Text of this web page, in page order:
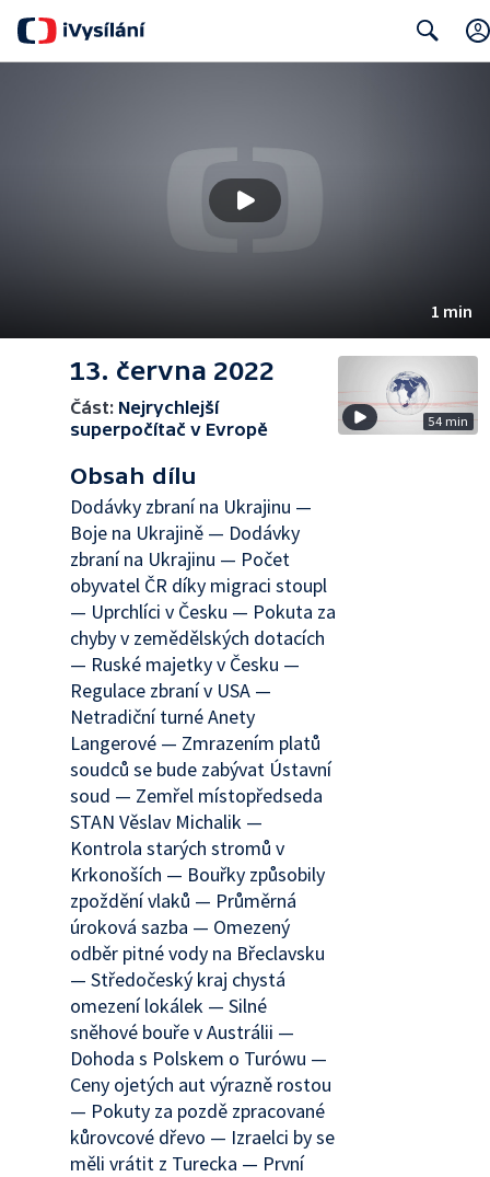
1 min
13. června 2022
Část: Nejrychlejší
superpočítač v Evropě
Obsah dílu
Dodávky zbraní na Ukrajinu —
Boje na Ukrajině — Dodávky
zbraní na Ukrajinu — Počet
obyvatel ČR díky migraci stoupl
— Uprchlíci v Česku — Pokuta za
chyby v zemědělských dotacích
— Ruské majetky v Česku —
Regulace zbraní v USA —
Netradiční turné Anety
Langerové — Zmrazením platů
soudců se bude zabývat Ústavní
soud — Zemřel místopředseda
STAN Věslav Michalik —
Kontrola starých stromů v
Krkonoších — Bouřky způsobily
zpoždění vlaků — Průměrná
úroková sazba — Omezený
odběr pitné vody na Břeclavsku
— Středočeský kraj chystá
omezení lokálek — Silné
sněhové bouře v Austrálii —
Dohoda s Polskem o Turówu —
Ceny ojetých aut výrazně rostou
— Pokuty za pozdě zpracované
kůrovcové dřevo — Izraelci by se
měli vrátit z Turecka — První
54 min